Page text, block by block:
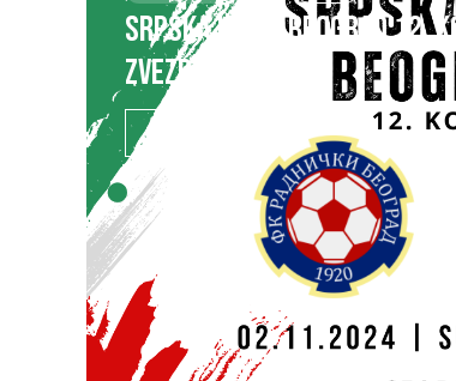
SRPSKA LIGA – BEOGRAD 12.
ZVEZDARA